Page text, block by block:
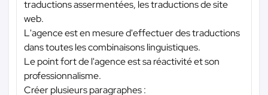
traductions assermentées, les traductions de site
web.
L'agence est en mesure d'effectuer des traductions
dans toutes les combinaisons linguistiques.
Le point fort de l'agence est sa réactivité et son
professionnalisme.
Créer plusieurs paragraphes :